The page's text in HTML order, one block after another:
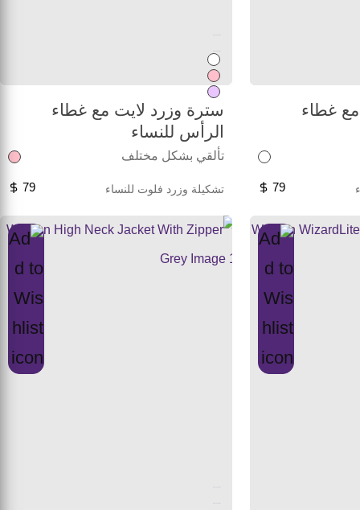
غطاء
79
سترة وزرد لايت مع غطاء
الرأس للنساء
تألقي بشكل مختلف
تشكيلة وزرد فلوت للنساء 79